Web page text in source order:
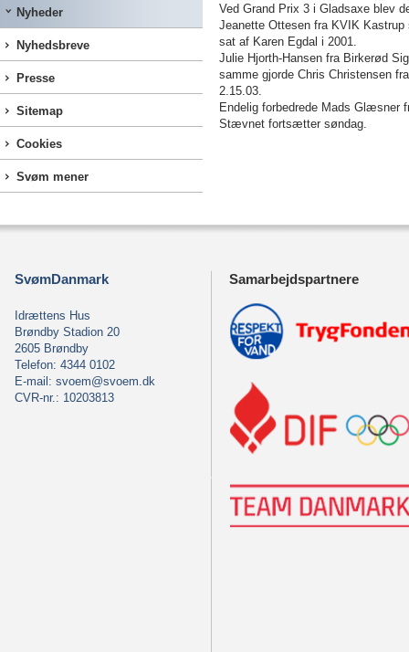
Nyheder
Nyhedsbreve
Presse
Sitemap
Cookies
Svøm mener
Ved Grand Prix 3 i Gladsaxe blev
Jeanette Ottesen fra KVIK
sat af Karen Egdal i 2001.
Julie Hjorth-Hansen fra Birkerød
samme gjorde Chris Christensen
2.15.03.
Endelig forbedrede Mads Glæsner
Stævnet fortsætter søndag.
SvømDanmark
Idrættens Hus
Brøndby Stadion 20
2605 Brøndby
Telefon: 4344 0102
E-mail: svoem@svoem.dk
CVR-nr.: 10203813
Samarbejdspartnere